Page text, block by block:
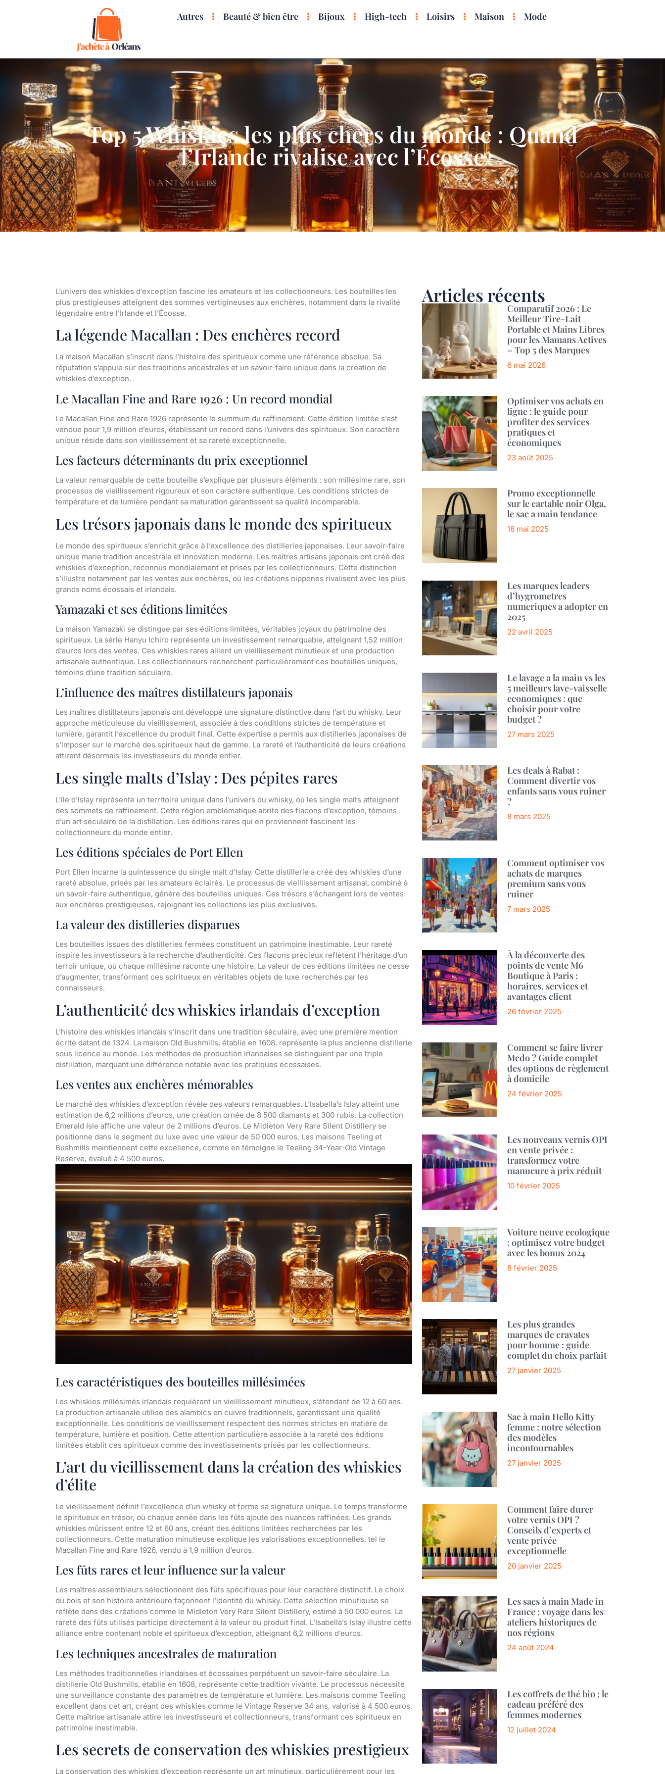
Autres Beauté & bien être Bijoux High-tech Loisirs Maison Mode
Top 5 Whiskies les plus chers du monde : Quand
l’Irlande rivalise avec l’Écosse
L’univers des whiskies d’exception fascine les amateurs et les collectionneurs. Les bouteilles les
plus prestigieuses atteignent des sommes vertigineuses aux enchères, notamment dans la rivalité
légendaire entre l’Irlande et l’Écosse.
La légende Macallan : Des enchères record
La maison Macallan s’inscrit dans l’histoire des spiritueux comme une référence absolue. Sa
réputation s’appuie sur des traditions ancestrales et un savoir-faire unique dans la création de
whiskies d’exception.
Le Macallan Fine and Rare 1926 : Un record mondial
Le Macallan Fine and Rare 1926 représente le summum du raffinement. Cette édition limitée s’est
vendue pour 1,9 million d’euros, établissant un record dans l’univers des spiritueux. Son caractère
unique réside dans son vieillissement et sa rareté exceptionnelle.
Les facteurs déterminants du prix exceptionnel
La valeur remarquable de cette bouteille s’explique par plusieurs éléments : son millésime rare, son
processus de vieillissement rigoureux et son caractère authentique. Les conditions strictes de
température et de lumière pendant sa maturation garantissent sa qualité incomparable.
Les trésors japonais dans le monde des spiritueux
Le monde des spiritueux s’enrichit grâce à l’excellence des distilleries japonaises. Leur savoir-faire
unique marie tradition ancestrale et innovation moderne. Les maîtres artisans japonais ont créé des
whiskies d’exception, reconnus mondialement et prisés par les collectionneurs. Cette distinction
s’illustre notamment par les ventes aux enchères, où les créations nippones rivalisent avec les plus
grands noms écossais et irlandais.
Yamazaki et ses éditions limitées
La maison Yamazaki se distingue par ses éditions limitées, véritables joyaux du patrimoine des
spiritueux. La série Hanyu Ichiro représente un investissement remarquable, atteignant 1,52 million
d’euros lors des ventes. Ces whiskies rares allient un vieillissement minutieux et une production
artisanale authentique. Les collectionneurs recherchent particulièrement ces bouteilles uniques,
témoins d’une tradition séculaire.
L’influence des maîtres distillateurs japonais
Les maîtres distillateurs japonais ont développé une signature distinctive dans l’art du whisky. Leur
approche méticuleuse du vieillissement, associée à des conditions strictes de température et
lumière, garantit l’excellence du produit final. Cette expertise a permis aux distilleries japonaises de
s’imposer sur le marché des spiritueux haut de gamme. La rareté et l’authenticité de leurs créations
attirent désormais les investisseurs du monde entier.
Les single malts d’Islay : Des pépites rares
L’île d’Islay représente un territoire unique dans l’univers du whisky, où les single malts atteignent
des sommets de raffinement. Cette région emblématique abrite des flacons d’exception, témoins
d’un art séculaire de la distillation. Les éditions rares qui en proviennent fascinent les
collectionneurs du monde entier.
Les éditions spéciales de Port Ellen
Port Ellen incarne la quintessence du single malt d’Islay. Cette distillerie a créé des whiskies d’une
rareté absolue, prisés par les amateurs éclairés. Le processus de vieillissement artisanal, combiné à
un savoir-faire authentique, génère des bouteilles uniques. Ces trésors s’échangent lors de ventes
aux enchères prestigieuses, rejoignant les collections les plus exclusives.
La valeur des distilleries disparues
Les bouteilles issues des distilleries fermées constituent un patrimoine inestimable. Leur rareté
inspire les investisseurs à la recherche d’authenticité. Ces flacons précieux reflètent l’héritage d’un
terroir unique, où chaque millésime raconte une histoire. La valeur de ces éditions limitées ne cesse
d’augmenter, transformant ces spiritueux en véritables objets de luxe recherchés par les
connaisseurs.
L’authenticité des whiskies irlandais d’exception
L’histoire des whiskies irlandais s’inscrit dans une tradition séculaire, avec une première mention
écrite datant de 1324. La maison Old Bushmills, établie en 1608, représente la plus ancienne distillerie
sous licence au monde. Les méthodes de production irlandaises se distinguent par une triple
distillation, marquant une différence notable avec les pratiques écossaises.
Les ventes aux enchères mémorables
Le marché des whiskies d’exception révèle des valeurs remarquables. L’Isabella’s Islay atteint une
estimation de 6,2 millions d’euros, une création ornée de 8 500 diamants et 300 rubis. La collection
Emerald Isle affiche une valeur de 2 millions d’euros. Le Midleton Very Rare Silent Distillery se
positionne dans le segment du luxe avec une valeur de 50 000 euros. Les maisons Teeling et
Bushmills maintiennent cette excellence, comme en témoigne le Teeling 34-Year-Old Vintage
Reserve, évalué à 4 500 euros.
Les caractéristiques des bouteilles millésimées
Les whiskies millésimés irlandais requièrent un vieillissement minutieux, s’étendant de 12 à 60 ans.
La production artisanale utilise des alambics en cuivre traditionnels, garantissant une qualité
exceptionnelle. Les conditions de vieillissement respectent des normes strictes en matière de
température, lumière et position. Cette attention particulière associée à la rareté des éditions
limitées établit ces spiritueux comme des investissements prisés par les collectionneurs.
L’art du vieillissement dans la création des whiskies
d’élite
Le vieillissement définit l’excellence d’un whisky et forme sa signature unique. Le temps transforme
le spiritueux en trésor, où chaque année dans les fûts ajoute des nuances raffinées. Les grands
whiskies mûrissent entre 12 et 60 ans, créant des éditions limitées recherchées par les
collectionneurs. Cette maturation minutieuse explique les valorisations exceptionnelles, tel le
Macallan Fine and Rare 1926, vendu à 1,9 million d’euros.
Les fûts rares et leur influence sur la valeur
Les maîtres assembleurs sélectionnent des fûts spécifiques pour leur caractère distinctif. Le choix
du bois et son histoire antérieure façonnent l’identité du whisky. Cette sélection minutieuse se
reflète dans des créations comme le Midleton Very Rare Silent Distillery, estimé à 50 000 euros. La
rareté des fûts utilisés participe directement à la valeur du produit final. L’Isabella’s Islay illustre cette
alliance entre contenant noble et spiritueux d’exception, atteignant 6,2 millions d’euros.
Les techniques ancestrales de maturation
Les méthodes traditionnelles irlandaises et écossaises perpétuent un savoir-faire séculaire. La
distillerie Old Bushmills, établie en 1608, représente cette tradition vivante. Le processus nécessite
une surveillance constante des paramètres de température et lumière. Les maisons comme Teeling
excellent dans cet art, créant des whiskies comme le Vintage Reserve 34 ans, valorisé à 4 500 euros.
Cette maîtrise artisanale attire les investisseurs et collectionneurs, transformant ces spiritueux en
patrimoine inestimable.
Les secrets de conservation des whiskies prestigieux
La conservation des whiskies d’exception représente un art minutieux, particulièrement pour les
Articles récents
Comparatif 2026 : Le
Meilleur Tire-Lait
Portable et Mains Libres
pour les Mamans Actives
– Top 5 des Marques
6 mai 2026
Optimiser vos achats en
ligne : le guide pour
profiter des services
pratiques et
économiques
23 août 2025
Promo exceptionnelle
sur le cartable noir Olga,
le sac a main tendance
18 mai 2025
Les marques leaders
d’hygrometres
numeriques a adopter en
2025
22 avril 2025
Le lavage a la main vs les
5 meilleurs lave-vaisselle
economiques : que
choisir pour votre
budget ?
27 mars 2025
Les deals à Rabat :
Comment divertir vos
enfants sans vous ruiner
?
8 mars 2025
Comment optimiser vos
achats de marques
premium sans vous
ruiner
7 mars 2025
À la découverte des
points de vente M6
Boutique à Paris :
horaires, services et
avantages client
26 février 2025
Comment se faire livrer
Mcdo ? Guide complet
des options de règlement
à domicile
24 février 2025
Les nouveaux vernis OPI
en vente privée :
transformez votre
manucure à prix réduit
10 février 2025
Voiture neuve ecologique
: optimisez votre budget
avec les bonus 2024
8 février 2025
Les plus grandes
marques de cravates
pour homme : guide
complet du choix parfait
27 janvier 2025
Sac à main Hello Kitty
femme : notre sélection
des modèles
incontournables
27 janvier 2025
Comment faire durer
votre vernis OPI ?
Conseils d’experts et
vente privée
exceptionnelle
20 janvier 2025
Les sacs à main Made in
France : voyage dans les
ateliers historiques de
nos régions
24 août 2024
Les coffrets de thé bio : le
cadeau préféré des
femmes modernes
12 juillet 2024